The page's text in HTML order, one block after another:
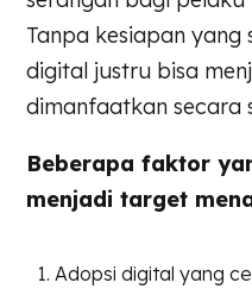
Tanpa kesiapan yang
digital justru bisa
dimanfaatkan secara
Beberapa faktor
menjadi target
Adopsi digital yang